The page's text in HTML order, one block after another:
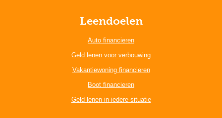
Leendoelen
Auto financieren
Geld lenen voor verbouwing
Vakantiewoning financieren
Boot financieren
Geld lenen in iedere situatie